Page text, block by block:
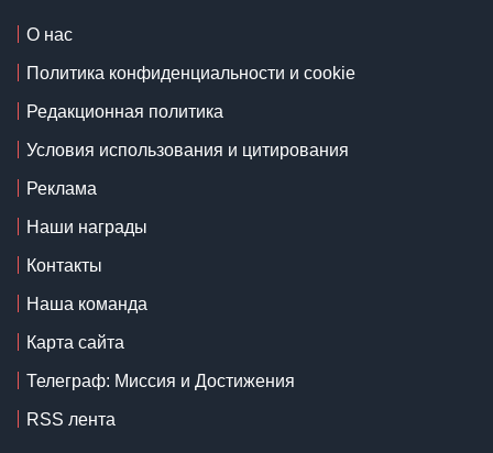
О нас
Политика конфиденциальности и cookie
Редакционная политика
Условия использования и цитирования
Реклама
Наши награды
Контакты
Наша команда
Карта сайта
Телеграф: Миссия и Достижения
RSS лента